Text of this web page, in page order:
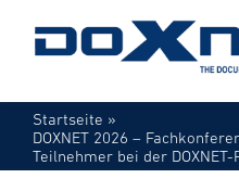
Inhalt
Veranstaltungen
Startseite »
DOXNET 2026 –
Teilnehmer bei der